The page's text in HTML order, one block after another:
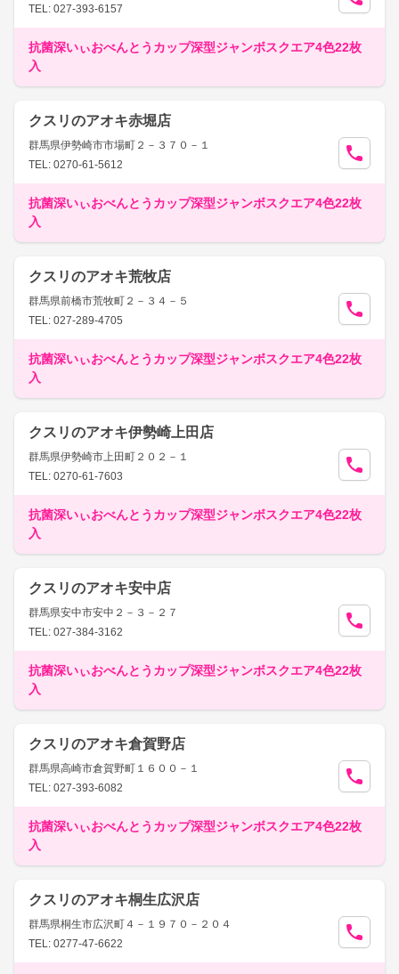
TEL: 027-393-6157
抗菌深いぃおべんとうカップ深型ジャンボスクエア4色22枚
入
クスリのアオキ赤堀店
群馬県伊勢崎市市場町２－３７０－１
TEL: 0270-61-5612
抗菌深いぃおべんとうカップ深型ジャンボスクエア4色22枚
入
クスリのアオキ荒牧店
群馬県前橋市荒牧町２－３４－５
TEL: 027-289-4705
抗菌深いぃおべんとうカップ深型ジャンボスクエア4色22枚
入
クスリのアオキ伊勢崎上田店
群馬県伊勢崎市上田町２０２－１
TEL: 0270-61-7603
抗菌深いぃおべんとうカップ深型ジャンボスクエア4色22枚
入
クスリのアオキ安中店
群馬県安中市安中２－３－２７
TEL: 027-384-3162
抗菌深いぃおべんとうカップ深型ジャンボスクエア4色22枚
入
クスリのアオキ倉賀野店
群馬県高崎市倉賀野町１６００－１
TEL: 027-393-6082
抗菌深いぃおべんとうカップ深型ジャンボスクエア4色22枚
入
クスリのアオキ桐生広沢店
群馬県桐生市広沢町４－１９７０－２０４
TEL: 0277-47-6622